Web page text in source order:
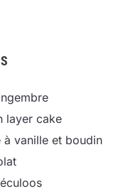
layer cake
à vanille et boudin